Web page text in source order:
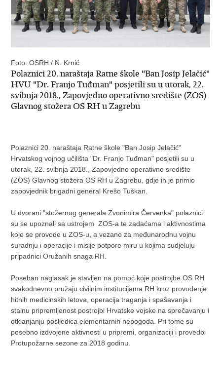
Foto: OSRH / N. Krnić
Polaznici 20. naraštaja Ratne škole "Ban Josip Jelačić"
HVU "Dr. Franjo Tuđman" posjetili su u utorak, 22.
svibnja 2018., Zapovjedno operativno središte (ZOS)
Glavnog stožera OS RH u Zagrebu
Polaznici 20. naraštaja Ratne škole "Ban Josip Jelačić"
Hrvatskog vojnog učilišta "Dr. Franjo Tuđman" posjetili su u
utorak, 22. svibnja 2018., Zapovjedno operativno središte
(ZOS) Glavnog stožera OS RH u Zagrebu, gdje ih je primio
zapovjednik brigadni general Krešo Tuškan.
U dvorani "stožernog generala Zvonimira Červenka" polaznici
su se upoznali sa ustrojem ZOS-a te zadaćama i aktivnostima
koje se provode u ZOS-u, a vezano za međunarodnu vojnu
suradnju i operacije i misije potpore miru u kojima sudjeluju
pripadnici Oružanih snaga RH.
Poseban naglasak je stavljen na pomoć koje postrojbe OS RH
svakodnevno pružaju civilnim institucijama RH kroz provođenje
hitnih medicinskih letova, operacija traganja i spašavanja i
stalnu pripremljenost postrojbi Hrvatske vojske na sprečavanju i
otklanjanju posljedica elementarnih nepogoda. Pri tome su
posebno izdvojene aktivnosti u pripremi, organizaciji i provedbi
Protupožarne sezone za 2018 godinu.